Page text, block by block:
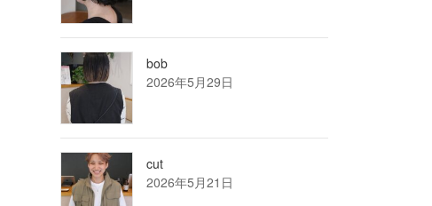
bob
2026年5月29日
cut
2026年5月21日